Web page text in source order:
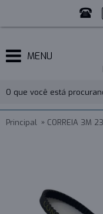
MENU
Principal CORREIA 3M